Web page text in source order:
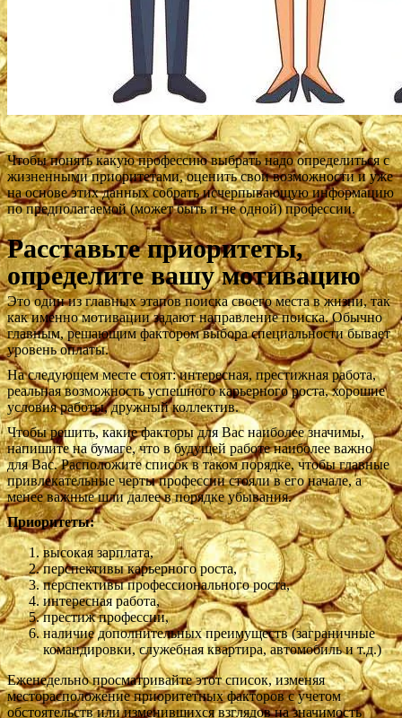
Чтобы понять какую профессию выбрать надо определиться с
жизненными приоритетами, оценить свои возможности и уже
на основе этих данных собрать исчерпывающую информацию
по предполагаемой (может быть и не одной) профессии.
Расставьте приоритеты,
определите вашу мотивацию
Это один из главных этапов поиска своего места в жизни, так
как именно мотивации задают направление поиска. Обычно
главным, решающим фактором выбора специальности бывает
уровень оплаты.
На следующем месте стоят: интересная, престижная работа,
реальная возможность успешного карьерного роста, хорошие
условия работы, дружный коллектив.
Чтобы решить, какие факторы для Вас наиболее значимы,
напишите на бумаге, что в будущей работе наиболее важно
для Вас. Расположите список в таком порядке, чтобы главные
привлекательные черты профессии стояли в его начале, а
менее важные шли далее в порядке убывания.
Приоритеты:
высокая зарплата,
перспективы карьерного роста,
перспективы профессионального роста,
интересная работа,
престиж профессии,
наличие дополнительных преимуществ (заграничные
командировки, служебная квартира, автомобиль и т.д.)
Еженедельно просматривайте этот список, изменяя
месторасположение приоритетных факторов с учетом
обстоятельств или изменившихся взглядов на значимость